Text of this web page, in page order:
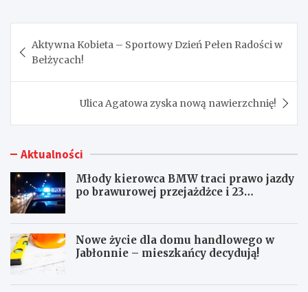
wpisu
Aktywna Kobieta – Sportowy Dzień Pełen Radości w
Bełżycach!
Ulica Agatowa zyska nową nawierzchnię!
Aktualności
Młody kierowca BMW traci prawo jazdy
po brawurowej przejażdżce i 23
Nowe życie dla domu handlowego w
Jabłonnie – mieszkańcy decydują!